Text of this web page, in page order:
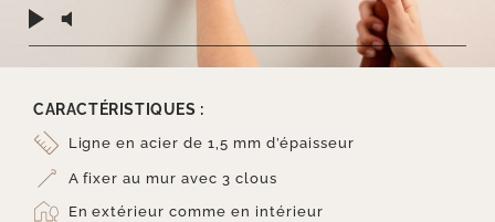
CARACTÉRISTIQUES :
Ligne en acier de 1,5 mm d’épaisseur
A fixer au mur avec 3 clous
En extérieur comme en intérieur